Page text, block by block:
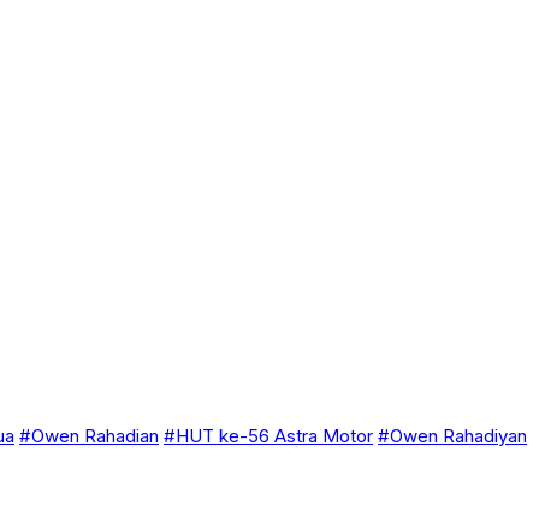
#Owen Rahadian #HUT ke-56 Astra Motor #Owen Rahadiyan